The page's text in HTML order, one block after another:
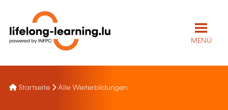
MENÜ
Startseite Alle Weiterbildungen